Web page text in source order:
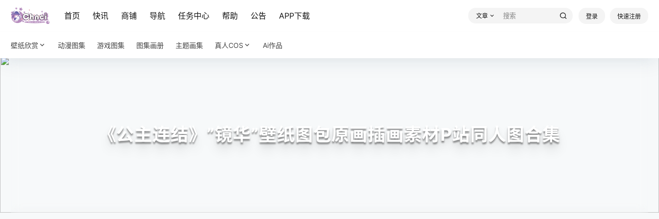
首页 快讯 商铺 导航 任务中心 帮助 公告 APP下载 文章 登录 快速注册
壁纸欣赏 动漫图集 游戏图集 图集画册 主题画集 真人COS Ai作品
《公主连结》”镜华”壁纸图包原画插画素材P站同人图合集